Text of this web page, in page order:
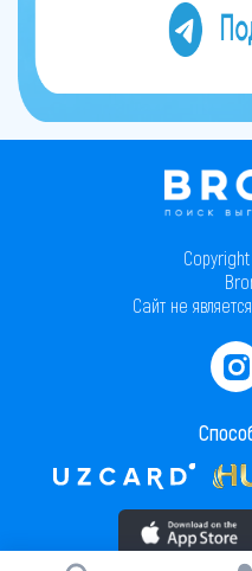
Сайт не
Скачать